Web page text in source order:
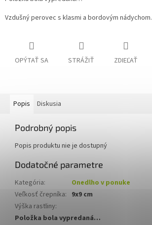
Vzdušný perovec s klasmi a bordovým nádychom.
OPÝTAŤ SA STRÁŽIŤ ZDIEĽAŤ
Popis Diskusia
Podrobný popis
Popis produktu nie je dostupný
Dodatočné parametre
Kategória:
Onedlho v ponuke
Veľkosť črepníka: 9x9 cm
Výška rastliny:
Položka bola vypredaná…